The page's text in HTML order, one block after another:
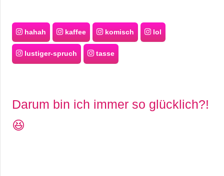
hahah kaffee komisch lol
lustiger-spruch tasse
Darum bin ich immer so glücklich?!
😆